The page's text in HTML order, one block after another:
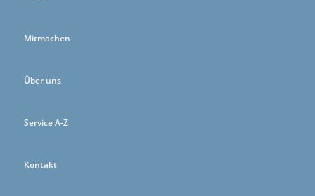
Mitmachen
Über uns
Service A-Z
Kontakt